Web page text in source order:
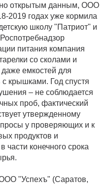
открытым данным, ООО
2019 годах уже кормила
школу "Патриот" и
питания компания
со сколами и
емкостей для
крышками. Год спустя
– не соблюдается
проб, фактический
утвержденному
у проверяющих и к
продуктов и
части конечного срока
"Успехъ" (Саратов,